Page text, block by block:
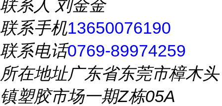
联系人 刘金金
联系手机13650076190
联系电话0769-89974259
所在地址广东省东莞市樟木头
镇塑胶市场一期Z栋05A